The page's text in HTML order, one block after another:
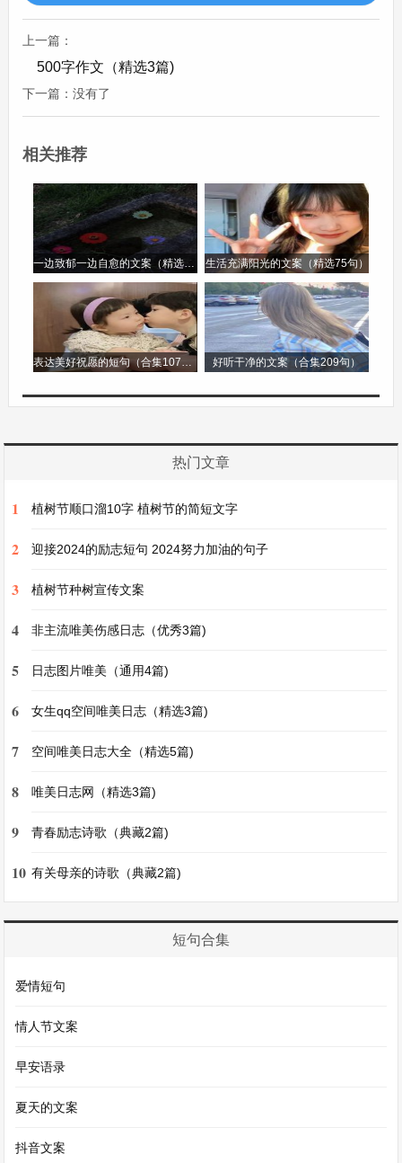
作文500字第2篇
作文500字
作文，一个充满创造力与想象力的表达方式，它如
同一个神奇的魔法盒，能够容纳世间万象。
在。它是展示自己知识储备、思维能力和情感世界
的舞台。当拿到一个作文题目时，就像是接到了一
个特殊的使命。首先要做的便是理解题目的含义，
这如同在黑暗中寻找那把开启宝藏的钥匙。如果是
写记叙文，脑海中就会像播放电影一般，搜索着生
活中的点点滴滴，那些难忘的经历、有趣的人物，
然后精心挑选出最适合的素材。比如描写一次旅
行，就可以从出发前的期待，旅途中的所见所闻，
后的不舍等方面进行细致的描写。
对于议论文来说，确定论点就像在大海中树立灯
塔。我们要从众多的观点中选取一个坚定地站得住
证“坚持就是胜利”这个观点时，可以列举那些科学
家经过无数次失败仍坚持实验最终取得成功的例
作文虽然有一定的要求和规范，但它也是最自由的
述一个深刻的道理。它就像是一颗璀璨的小星，在
文学的浩瀚星空中散发着独特的光芒。
作文500字
作文，是用文字来表达自我、描绘世界的一种方
行的作文中，我们可以详细地讲述旅途中的所见所
闻。那沿途的风景，可能是连绵起伏的青山，山上
上一篇：
500字作文（精选3篇)
下一篇：没有了
相关推荐
一边致郁一边自愈的文案（精选96句） 生活充满阳光的文案（精选75句）
表达美好祝愿的短句（合集107句） 好听干净的文案（合集209句）
热门文章
1 植树节顺口溜10字 植树节的简短文字
2 迎接2024的励志短句 2024努力加油的句子
3 植树节种树宣传文案
4 非主流唯美伤感日志（优秀3篇)
5 日志图片唯美（通用4篇)
6 女生qq空间唯美日志（精选3篇)
7 空间唯美日志大全（精选5篇)
8 唯美日志网（精选3篇)
9 青春励志诗歌（典藏2篇)
10 有关母亲的诗歌（典藏2篇)
短句合集
爱情短句
情人节文案
早安语录
夏天的文案
抖音文案